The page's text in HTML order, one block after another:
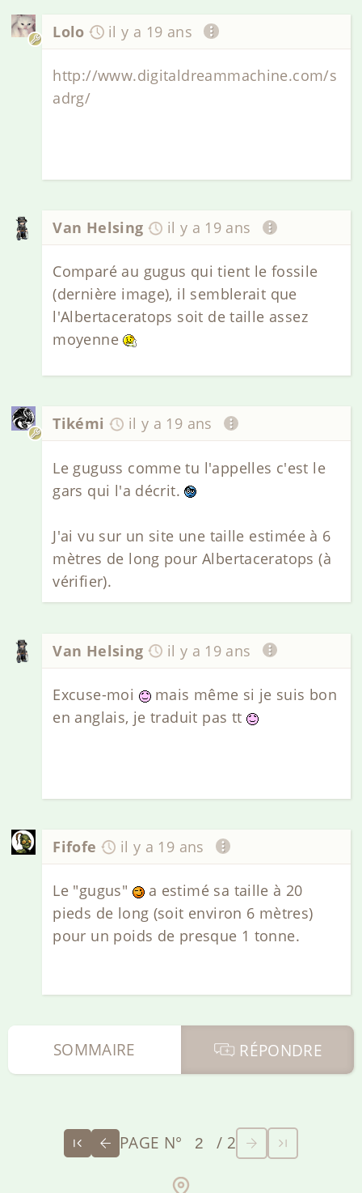
Lolo il y a 19 ans
http://www.digitaldreammachine.com/s
adrg/
Van Helsing il y a 19 ans
Comparé au gugus qui tient le fossile
(dernière image), il semblerait que
l'Albertaceratops soit de taille assez
moyenne
Tikémi il y a 19 ans
Le guguss comme tu l'appelles c'est le
gars qui l'a décrit.
J'ai vu sur un site une taille estimée à 6
mètres de long pour Albertaceratops (à
vérifier).
Van Helsing il y a 19 ans
Excuse-moi
mais même si je suis bon
en anglais, je traduit pas tt
Fifofe il y a 19 ans
Le "gugus"
a estimé sa taille à 20
pieds de long (soit environ 6 mètres)
pour un poids de presque 1 tonne.
RÉPONDRE
SOMMAIRE
PAGE N° / 2